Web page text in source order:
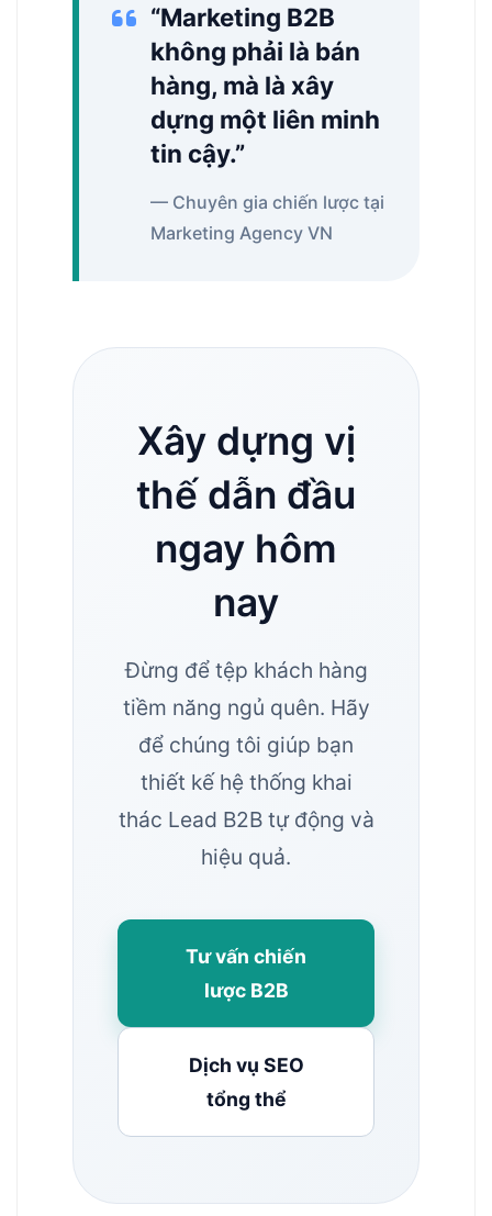
“Marketing B2B
không phải là bán
hàng, mà là xây
dựng một liên minh
tin cậy.”
— Chuyên gia chiến lược tại
Marketing Agency VN
Xây dựng vị
thế dẫn đầu
ngay hôm
nay
Đừng để tệp khách hàng
tiềm năng ngủ quên. Hãy
để chúng tôi giúp bạn
thiết kế hệ thống khai
thác Lead B2B tự động và
hiệu quả.
Tư vấn chiến
lược B2B
Dịch vụ SEO
tổng thể